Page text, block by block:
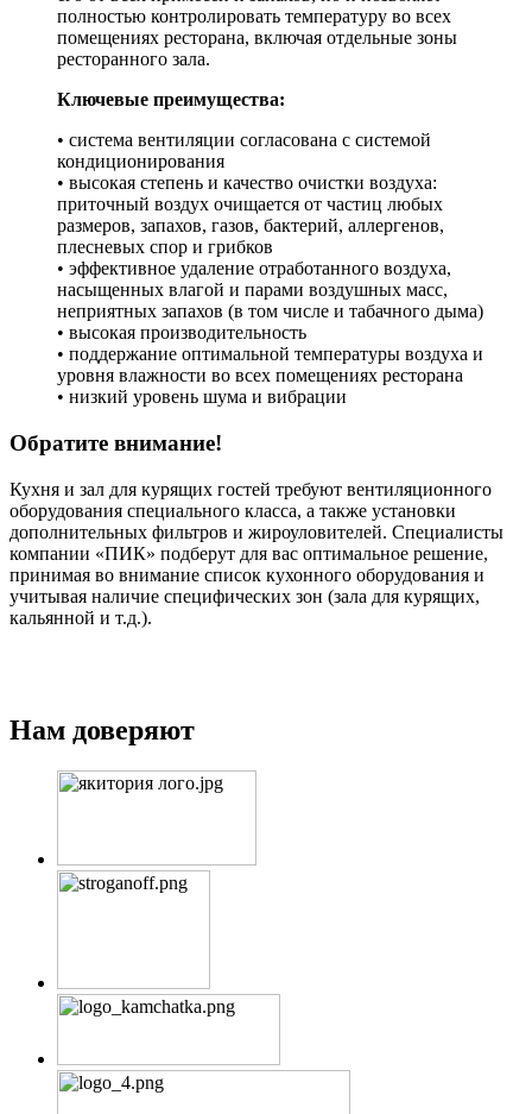
полностью контролировать температуру во всех
помещениях ресторана, включая отдельные зоны
ресторанного зала.
Ключевые преимущества:
• система вентиляции согласована с системой
кондиционирования
• высокая степень и качество очистки воздуха:
приточный воздух очищается от частиц любых
размеров, запахов, газов, бактерий, аллергенов,
плесневых спор и грибков
• эффективное удаление отработанного воздуха,
насыщенных влагой и парами воздушных масс,
неприятных запахов (в том числе и табачного дыма)
• высокая производительность
• поддержание оптимальной температуры воздуха и
уровня влажности во всех помещениях ресторана
• низкий уровень шума и вибрации
Обратите внимание!
Кухня и зал для курящих гостей требуют вентиляционного
оборудования специального класса, а также установки
дополнительных фильтров и жироуловителей. Специалисты
компании «ПИК» подберут для вас оптимальное решение,
принимая во внимание список кухонного оборудования и
учитывая наличие специфических зон (зала для курящих,
кальянной и т.д.).
Нам доверяют